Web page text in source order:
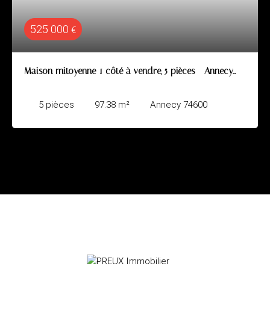
525 000 €
Maison mitoyenne 1 côté à vendre, 5 pièces - Annecy
5 pièces 97.38 m² Annecy 74600